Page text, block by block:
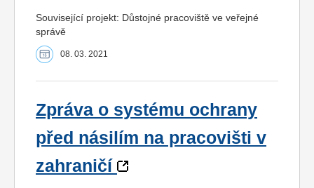
Související projekt: Důstojné pracoviště ve veřejné
správě
08. 03. 2021
Zpráva o systému ochrany
před násilím na pracovišti v
zahraničí